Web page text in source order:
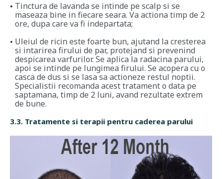
Tinctura de lavanda se intinde pe scalp si se
maseaza bine in fiecare seara. Va actiona timp de 2
ore, dupa care va fi indepartata;
Uleiul de ricin este foarte bun, ajutand la cresterea
si intarirea firului de par, protejand si prevenind
despicarea varfurilor. Se aplica la radacina parului,
apoi se intinde pe lungimea firului. Se acopera cu o
casca de dus si se lasa sa actioneze restul noptii.
Specialistii recomanda acest tratament o data pe
saptamana, timp de 2 luni, avand rezultate extrem
de bune.
3.3. Tratamente si terapii pentru caderea parului